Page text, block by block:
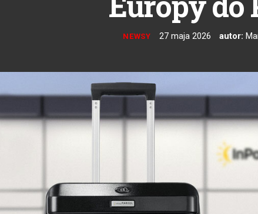
NEWSY 27 maja 2026 autor: